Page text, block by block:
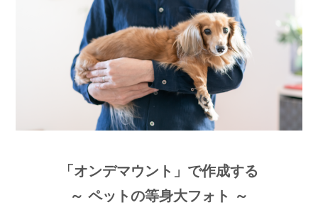
「オンデマウント」で作成する
～ ペットの等身大フォト ～